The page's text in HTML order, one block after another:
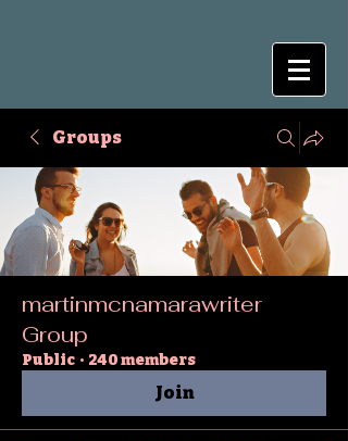
Groups
martinmcnamarawriter
Group
Public · 240 members
Join